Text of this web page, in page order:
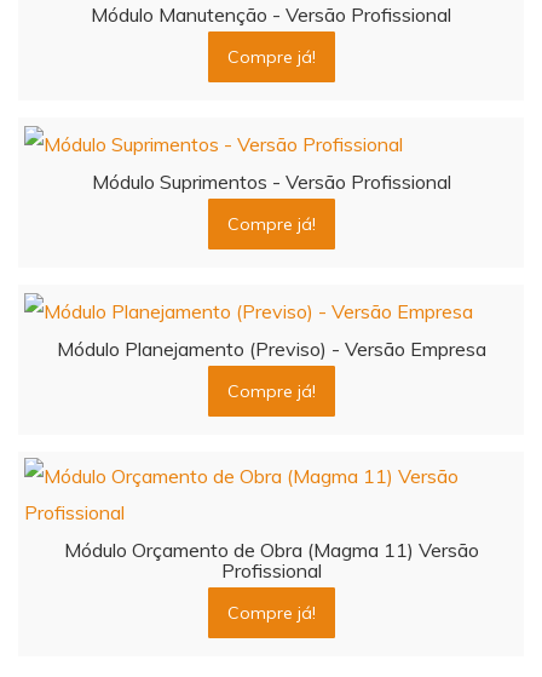
Módulo Manutenção - Versão Profissional
Compre já!
Módulo Suprimentos - Versão Profissional
Compre já!
Módulo Planejamento (Previso) - Versão Empresa
Compre já!
Módulo Orçamento de Obra (Magma 11) Versão
Profissional
Compre já!